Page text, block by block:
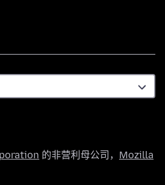
的非营利母公司， Mozilla